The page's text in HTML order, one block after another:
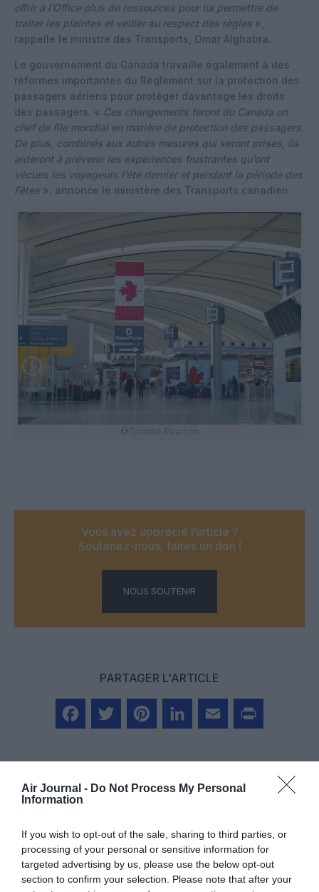
Air Journal - Do Not Process My Personal
Information
If you wish to opt-out of the sale, sharing to third parties, or
processing of your personal or sensitive information for
targeted advertising by us, please use the below opt-out
section to confirm your selection. Please note that after your
offrir à l’Office plus de ressources pour lui permettre de
traiter les plaintes et veiller au respect des règles »,
rappelle le ministre des Transports, Omar Alghabra.
Le gouvernement du Canada travaille également à des
réformes importantes du Règlement sur la protection des
passagers aériens pour protéger davantage les droits
des passagers. « Ces changements feront du Canada un
chef de file mondial en matière de protection des passagers.
De plus, combinés aux autres mesures qui seront prises, ils
aideront à prévenir les expériences frustrantes qu’ont
vécues les voyageurs l’été dernier et pendant la période des
Fêtes », annonce le ministère des Transports canadien.
@Toronto-Pearson
Vous avez apprécié l’article ?
Soutenez-nous, faites un don !
NOUS SOUTENIR
PARTAGER L'ARTICLE
LAISSER UN COMMENTAIRE